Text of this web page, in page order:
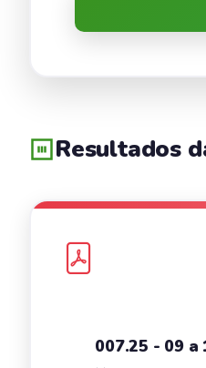
Resultados
007.25 - 09